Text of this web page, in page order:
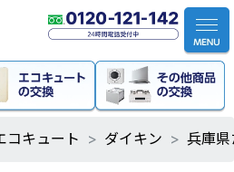
コキュート ダイキン 兵庫